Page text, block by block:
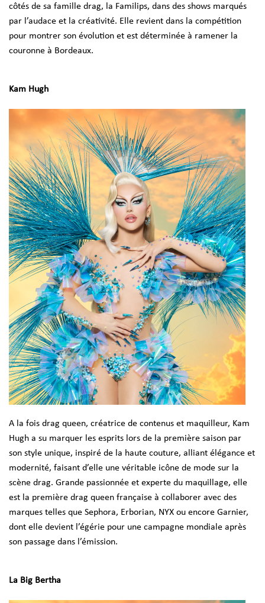
côtés de sa famille drag, la Familips, dans des shows marqués
par l’audace et la créativité. Elle revient dans la compétition
pour montrer son évolution et est déterminée à ramener la
couronne à Bordeaux.
Kam Hugh
A la fois drag queen, créatrice de contenus et maquilleur, Kam
Hugh a su marquer les esprits lors de la première saison par
son style unique, inspiré de la haute couture, alliant élégance et
modernité, faisant d’elle une véritable icône de mode sur la
scène drag. Grande passionnée et experte du maquillage, elle
est la première drag queen française à collaborer avec des
marques telles que Sephora, Erborian, NYX ou encore Garnier,
dont elle devient l’égérie pour une campagne mondiale après
son passage dans l’émission.
La Big Bertha